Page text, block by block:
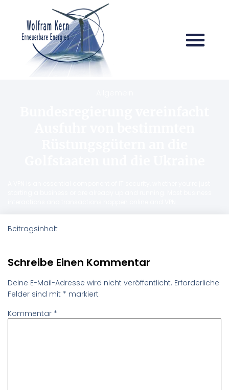
Beitragsinhalt
Schreibe Einen Kommentar
Deine E-Mail-Adresse wird nicht veröffentlicht. Erforderliche
Felder sind mit * markiert
Kommentar *